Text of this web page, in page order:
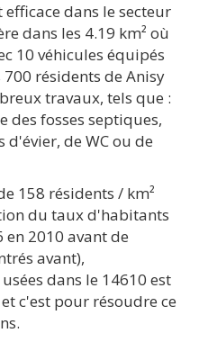
dans le secteur
dans les 4.19 km² où
10 véhicules équipés
résidents de Anisy
travaux, tels que :
des fosses septiques,
de WC ou de
158 résidents / km²
du taux d'habitants
2010 avant de
avant),
dans le 14610 est
c'est pour résoudre ce